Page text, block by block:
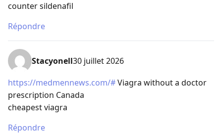
counter sildenafil
Répondre
Stacyonell30 juillet 2026
https://medmennews.com/#Viagra without a doctor
prescription Canada
cheapest viagra
Répondre